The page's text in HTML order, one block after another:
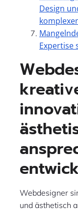
Design
Expertise
Webdesigner
und ästhetisch